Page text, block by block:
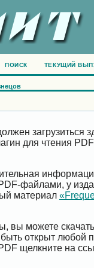
ПОИСК ТЕКУЩИЙ
загрузиться
для чтения
файлами, у
материал
вы можете
открыт любой
щелкните на